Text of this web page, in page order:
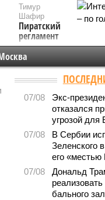
Тимур
Шафир
Пиратский
регламент
07/08
Экс-
отказался
угрозой для
07/08
В Сербии
Зеленского
его
07/08
Дональд
бального